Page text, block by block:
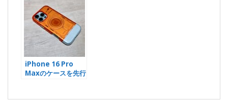
iPhone 16 Pro
Maxのケースを先行